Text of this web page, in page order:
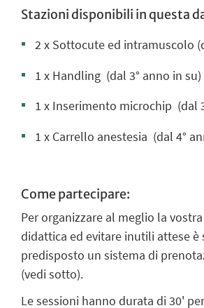
Stazioni disponibili in questa
2 x Sottocute ed intramuscolo
1 x Handling (dal 3° anno in su)
1 x Inserimento microchip (dal
1 x Carrello anestesia (dal 4°
Come partecipare:
Per organizzare al meglio la
didattica ed evitare inutili attese è
predisposto un sistema di
(vedi sotto).
Le sessioni hanno durata di 30'